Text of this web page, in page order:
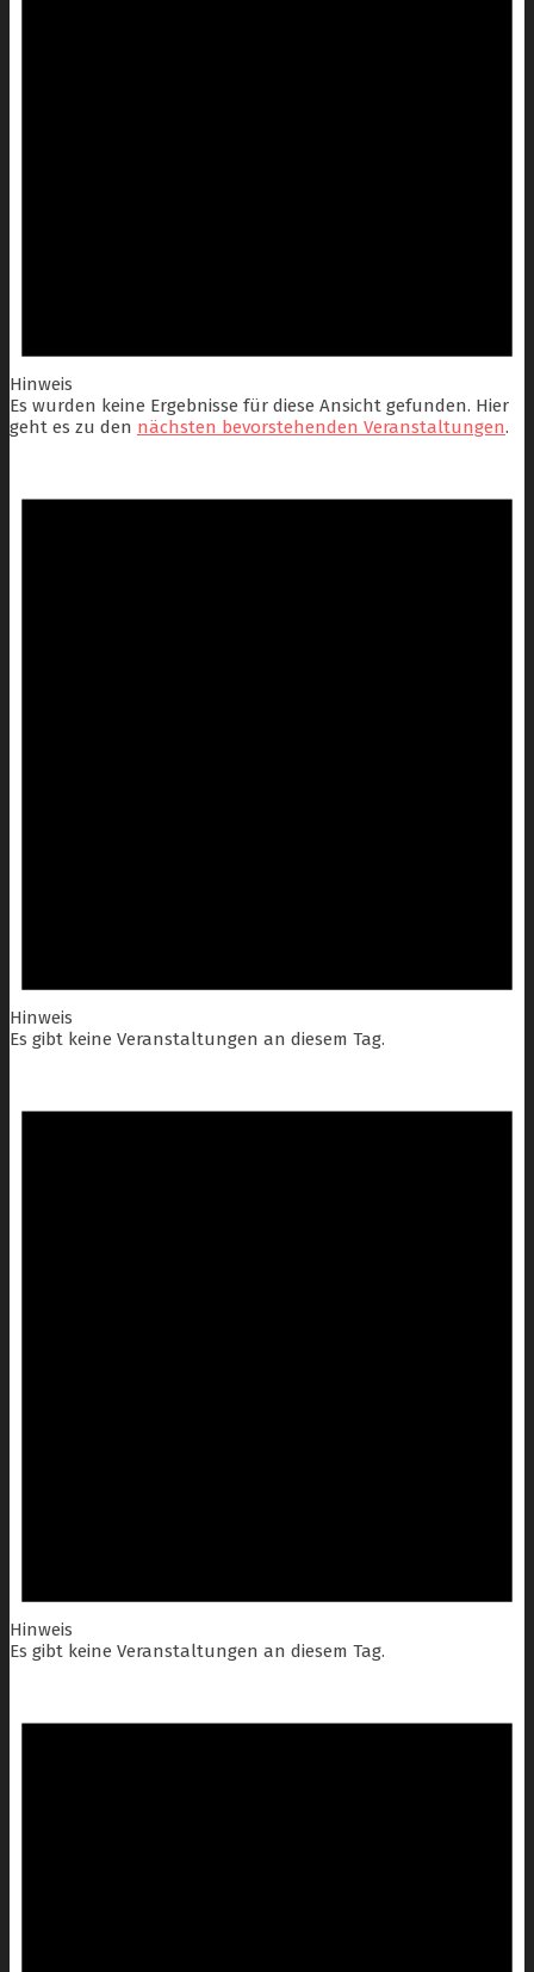
Hinweis
Es wurden keine Ergebnisse für diese Ansicht gefunden. Hier
geht es zu den nächsten bevorstehenden Veranstaltungen.
Hinweis
Es gibt keine Veranstaltungen an diesem Tag.
Hinweis
Es gibt keine Veranstaltungen an diesem Tag.